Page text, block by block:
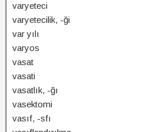
varyeteci
varyetecilik, -ği
var yılı
varyos
vasat
vasati
vasatlık, -ğı
vasektomi
vasıf, -sfı